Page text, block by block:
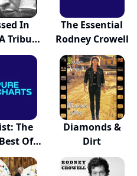
In
Tribute
The Essential
Rodney Crowell
The
Of
Diamonds &
Dirt